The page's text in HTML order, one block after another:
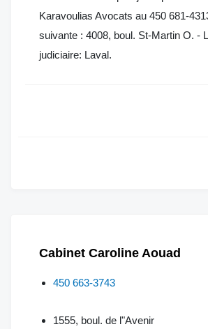
Karavoulias Avocats au 450 681-
suivante : 4008, boul. St-Martin O. -
judiciaire: Laval.
Cabinet Caroline Aouad
450 663-3743
1555, boul. de l"Avenir